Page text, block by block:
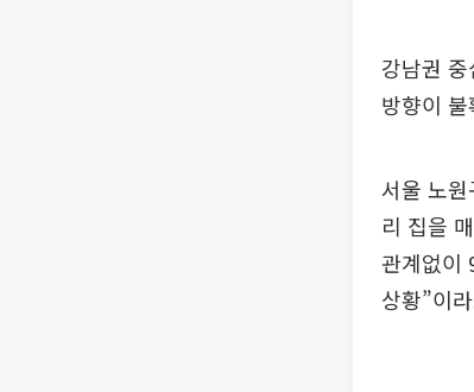
강남권
방향이
서울 노
리 집을
관계없이
상황”이